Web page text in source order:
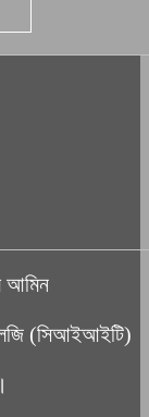
আমিন
(সিআইআইটি)